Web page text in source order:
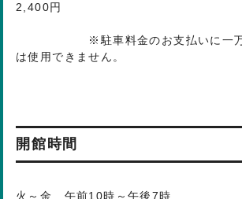
2,400円
※駐車料金のお支払いに一万円
は使用できません。
開館時間
火～金 午前10時～午後7時